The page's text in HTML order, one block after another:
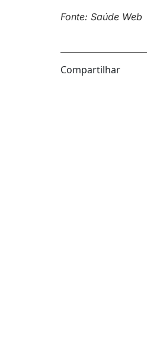
Fonte: Saúde Web
Compartilhar